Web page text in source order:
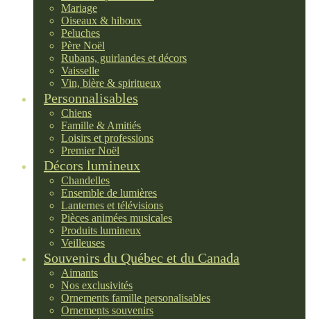
Mariage
Oiseaux & hiboux
Peluches
Père Noël
Rubans, guirlandes et décors
Vaisselle
Vin, bière & spiritueux
Personnalisables
Chiens
Famille & Amitiés
Loisirs et professions
Premier Noël
Décors lumineux
Chandelles
Ensemble de lumières
Lanternes et télévisions
Pièces animées musicales
Produits lumineux
Veilleuses
Souvenirs du Québec et du Canada
Aimants
Nos exclusivités
Ornements famille personalisables
Ornements souvenirs